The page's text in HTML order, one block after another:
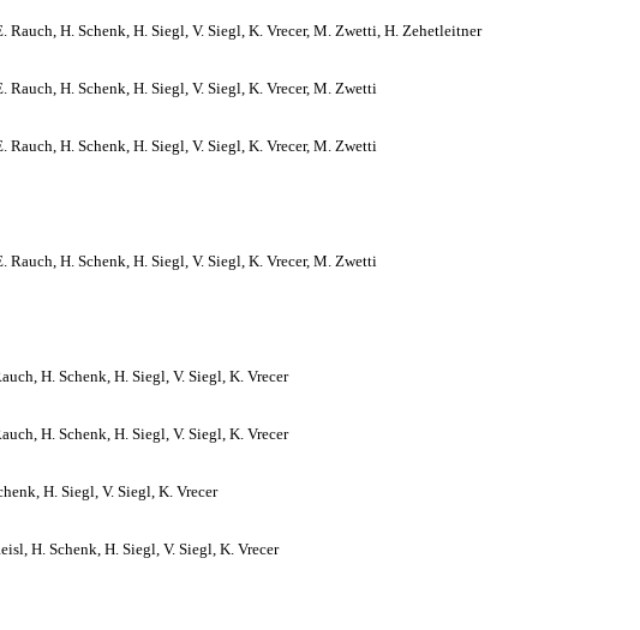
H. Schenk, H. Siegl, V. Siegl, K. Vrecer, M. Zwetti, H. Zehetleitner
H. Schenk, H. Siegl, V. Siegl, K. Vrecer, M. Zwetti
H. Schenk, H. Siegl, V. Siegl, K. Vrecer, M. Zwetti
H. Schenk, H. Siegl, V. Siegl, K. Vrecer, M. Zwetti
H. Schenk, H. Siegl, V. Siegl, K. Vrecer
H. Schenk, H. Siegl, V. Siegl, K. Vrecer
H. Siegl, V. Siegl, K. Vrecer
H. Schenk, H. Siegl, V. Siegl, K. Vrecer